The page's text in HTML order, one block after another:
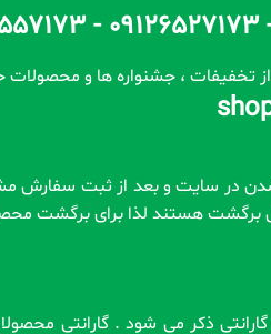
از تخفیفات ، جشنواره ها و محصولات
برگشت هستند لذا برای برگشت
گارانتی ذکر می شود . گارانتی